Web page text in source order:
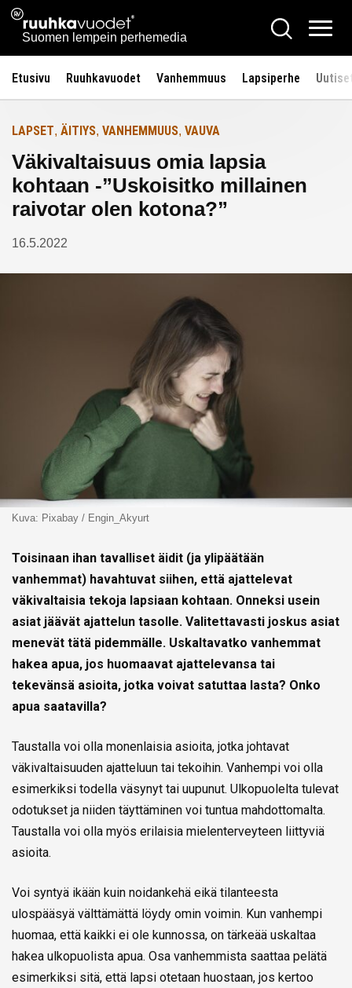
Siirry
sisältöön
Ruuhkavuodet.fi
Suomen lempein perhemedia
Hae
Etusivu Ruuhkavuodet Vanhemmuus Lapsiperhe
Etusivulle
LAPSET, ÄITIYS, VANHEMMUUS, VAUVA
Väkivaltaisuus omia lapsia
kohtaan -”Uskoisitko millainen
raivotar olen kotona?”
16.5.2022
Kuva: Pixabay / Engin_Akyurt
Toisinaan ihan tavalliset äidit (ja ylipäätään
vanhemmat) havahtuvat siihen, että ajattelevat
väkivaltaisia tekoja lapsiaan kohtaan. Onneksi usein
asiat jäävät ajattelun tasolle. Valitettavasti joskus asiat
menevät tätä pidemmälle. Uskaltavatko vanhemmat
hakea apua, jos huomaavat ajattelevansa tai
tekevänsä asioita, jotka voivat satuttaa lasta? Onko
apua saatavilla?
Taustalla voi olla monenlaisia asioita, jotka johtavat
väkivaltaisuuden ajatteluun tai tekoihin. Vanhempi voi olla
esimerkiksi todella väsynyt tai uupunut. Ulkopuolelta tulevat
odotukset ja niiden täyttäminen voi tuntua mahdottomalta.
Taustalla voi olla myös erilaisia mielenterveyteen liittyviä
asioita.
Voi syntyä ikään kuin noidankehä eikä tilanteesta
ulospääsyä välttämättä löydy omin voimin. Kun vanhempi
huomaa, että kaikki ei ole kunnossa, on tärkeää uskaltaa
hakea ulkopuolista apua. Osa vanhemmista saattaa pelätä
esimerkiksi sitä, että lapsi otetaan huostaan, jos kertoo